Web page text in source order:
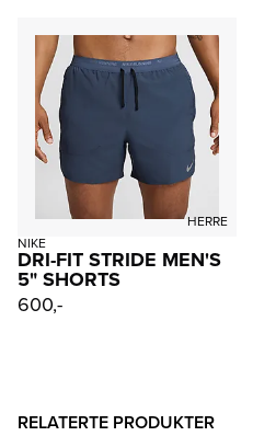
HERRE
NIKE
DRI-FIT STRIDE MEN'S
5" SHORTS
600,-
RELATERTE PRODUKTER